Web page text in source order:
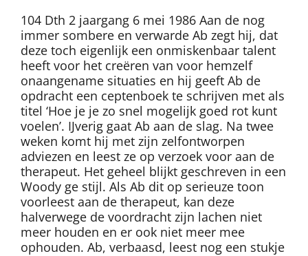
104 Dth 2 jaargang 6 mei 1986 Aan de nog
immer sombere en verwarde Ab zegt hij, dat
deze toch eigenlijk een onmiskenbaar talent
heeft voor het creëren van voor hemzelf
onaangename situaties en hij geeft Ab de
opdracht een ceptenboek te schrijven met als
titel ‘Hoe je je zo snel mogelijk goed rot kunt
voelen’. IJverig gaat Ab aan de slag. Na twee
weken komt hij met zijn zelfontworpen
adviezen en leest ze op verzoek voor aan de
therapeut. Het geheel blijkt geschreven in een
Woody ge stijl. Als Ab dit op serieuze toon
voorleest aan de therapeut, kan deze
halverwege de voordracht zijn lachen niet
meer houden en er ook niet meer mee
ophouden. Ab, verbaasd, leest nog een stukje